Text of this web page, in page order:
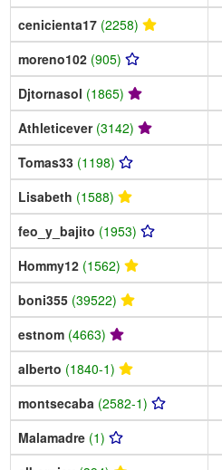
cenicienta17 (2258)
moreno102 (905)
Djtornasol (1865)
Athleticever (3142)
Tomas33 (1198)
Lisabeth (1588)
feo_y_bajito (1953)
Hommy12 (1562)
boni355 (39522)
estnom (4663)
alberto (1840-1)
montsecaba (2582-1)
Malamadre (1)